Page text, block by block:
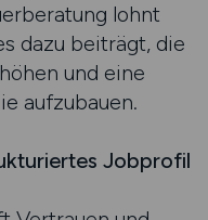
lohnt
dazu beiträgt, die
und eine
aufzubauen.
Jobprofil